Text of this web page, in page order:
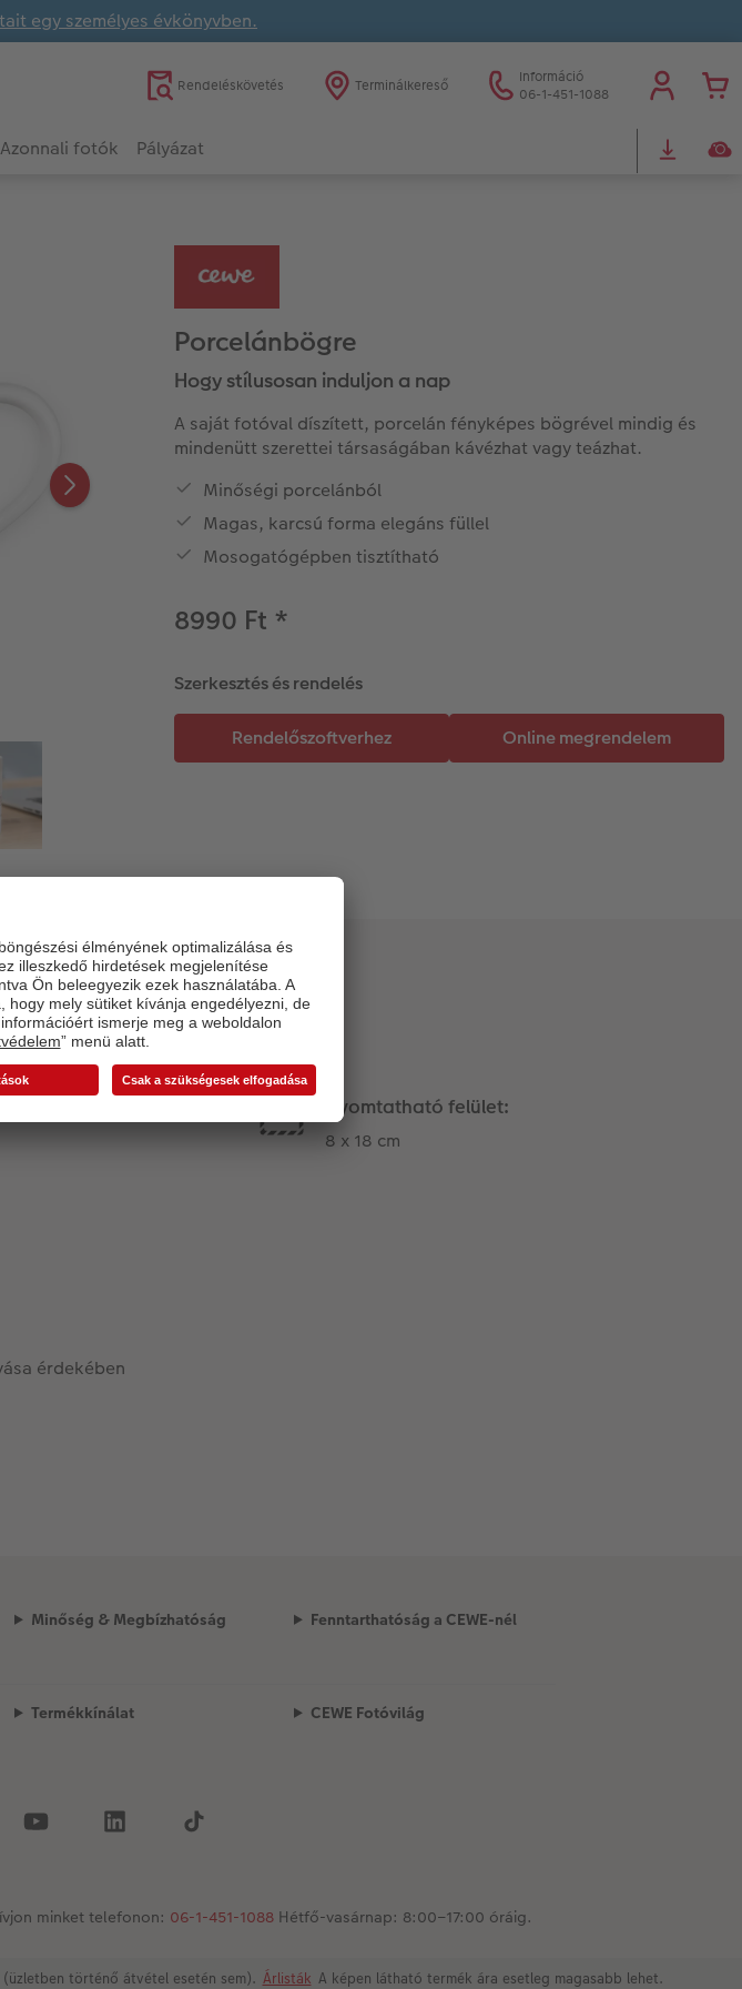
egy személyes évkönyvben.
Rendeléskövetés Terminálkereső
Információ
06-1-451-1088
Azonnali fotók Pályázat
Porcelánbögre
Hogy stílusosan induljon a nap
A saját fotóval díszített, porcelán fényképes bögrével mindig és
mindenütt szerettei társaságában kávézhat vagy teázhat.
Minőségi porcelánból
Magas, karcsú forma elegáns füllel
Mosogatógépben tisztítható
8990 Ft *
Szerkesztés és rendelés
Nyomtatható felület:
8 x 18 cm
érdekében
Minőség & Megbízhatóság Fenntarthatóság a CEWE-nél
Termékkínálat CEWE Fotóvilág
minket telefonon: 06-1-451-1088 Hétfő-vasárnap: 8:00–17:00 óráig.
történő átvétel esetén sem). Árlisták A képen látható termék ára esetleg magasabb lehet.